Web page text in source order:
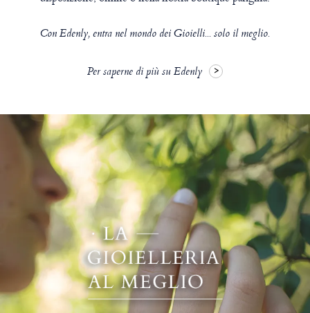
Con Edenly, entra nel mondo dei Gioielli... solo il meglio.
Per saperne di più su Edenly